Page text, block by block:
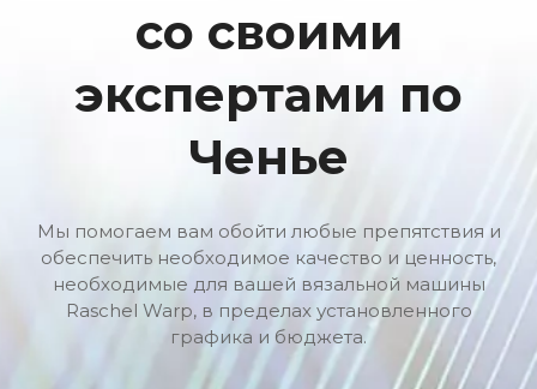
со своими
экспертами по
Ченье
Мы помогаем вам обойти любые препятствия и
обеспечить необходимое качество и ценность,
необходимые для вашей вязальной машины
Raschel Warp, в пределах установленного
графика и бюджета.